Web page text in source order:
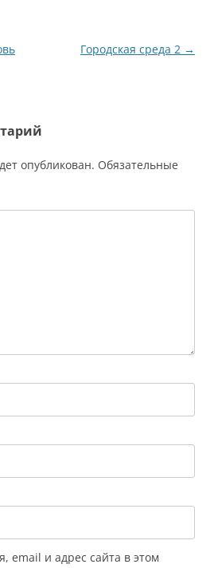
Городская среда 2 →
опубликован. Обязательные
email и адрес сайта в этом